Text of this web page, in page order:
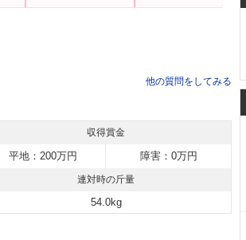
他の質問をしてみる
収得賞金
平地：200万円 障害：0万円
連対時の斤量
54.0kg